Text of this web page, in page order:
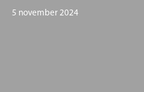
5 november 2024